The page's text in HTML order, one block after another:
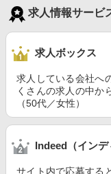
求人情報サービ
求人ボックス
求人している会社へ
くさんの求人の中か
（50代／女性）
Indeed（インデ
サイト内で応募する